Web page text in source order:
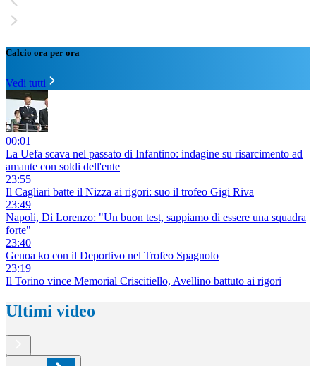
Calcio ora per ora
Vedi tutti
00:01
La Uefa scava nel passato di Infantino: indagine su risarcimento ad
amante con soldi dell'ente
23:55
Il Cagliari batte il Nizza ai rigori: suo il trofeo Gigi Riva
23:49
Napoli, Di Lorenzo: "Un buon test, sappiamo di essere una squadra
forte"
23:40
Genoa ko con il Deportivo nel Trofeo Spagnolo
23:19
Il Torino vince Memorial Criscitiello, Avellino battuto ai rigori
Ultimi video